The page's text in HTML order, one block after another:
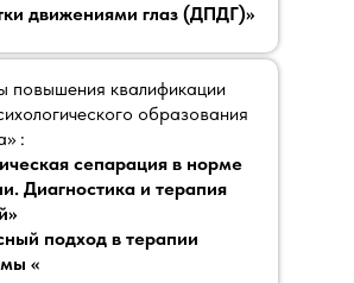
движениями глаз (ДПДГ)»
повышения квалификации
образования
:
сепарация в норме
Диагностика и терапия
подход в терапии
«